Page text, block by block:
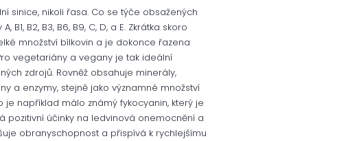
sinice, nikoli řasa. Co se týče obsažených
B2, B3, B6, B9, C, D, a E. Zkrátka skoro
množství bílkovin a je dokonce řazena
vegetariány a vegany je tak ideální
zdrojů. Rovněž obsahuje minerály,
a enzymy, stejně jako významné množství
například málo známý fykocyanin, který je
pozitivní účinky na ledvinová onemocnění a
obranyschopnost a přispívá k rychlejšímu